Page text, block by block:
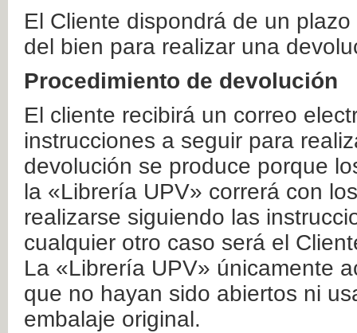
El Cliente dispondrá de un
del bien para realizar una
Procedimiento de devolución
El cliente recibirá un correo
instrucciones a seguir para
devolución se produce porque
la «Librería UPV» correrá con
realizarse siguiendo las
cualquier otro caso será el
La «Librería UPV» únicamente
que no hayan sido abiertos ni
embalaje original.